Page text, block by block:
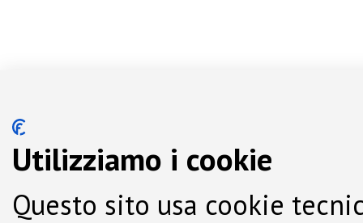
Utilizziamo i cookie
Questo sito usa cookie